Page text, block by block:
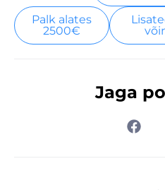
Palk alates
2500€
Jaga